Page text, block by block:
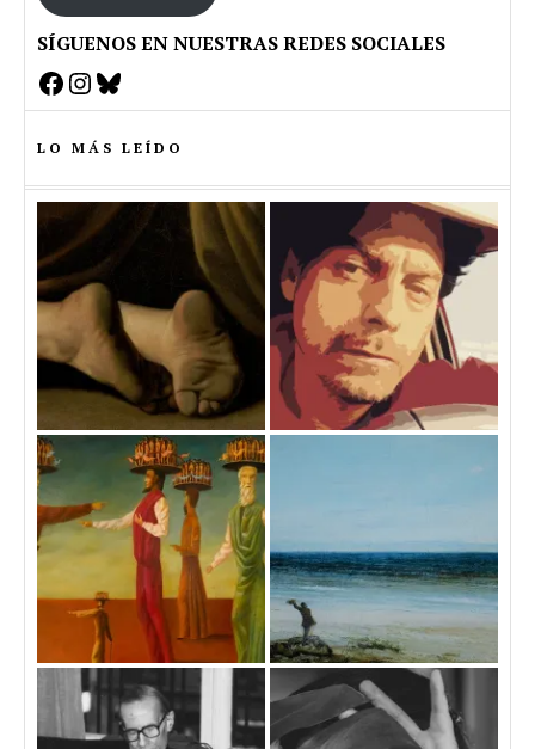
SÍGUENOS EN NUESTRAS REDES SOCIALES
Facebook
Instagram
Bluesky
LO MÁS LEÍDO